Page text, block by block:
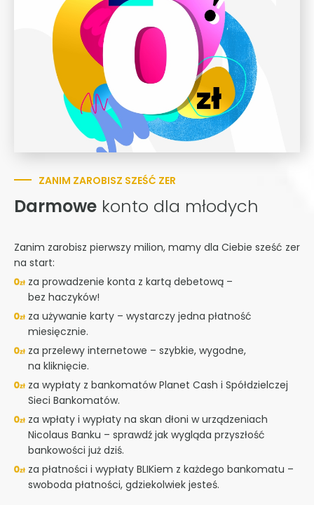
ZANIM ZAROBISZ SZEŚĆ ZER
Darmowe konto dla młodych
Zanim zarobisz pierwszy milion, mamy dla Ciebie sześć zer
na start:
za prowadzenie konta z kartą debetową –
bez haczyków!
za używanie karty – wystarczy jedna płatność
miesięcznie.
za przelewy internetowe – szybkie, wygodne,
na kliknięcie.
za wypłaty z bankomatów Planet Cash i Spółdzielczej
Sieci Bankomatów.
za wpłaty i wypłaty na skan dłoni w urządzeniach
Nicolaus Banku – sprawdź jak wygląda przyszłość
bankowości już dziś.
za płatności i wypłaty BLIKiem z każdego bankomatu –
swoboda płatności, gdziekolwiek jesteś.